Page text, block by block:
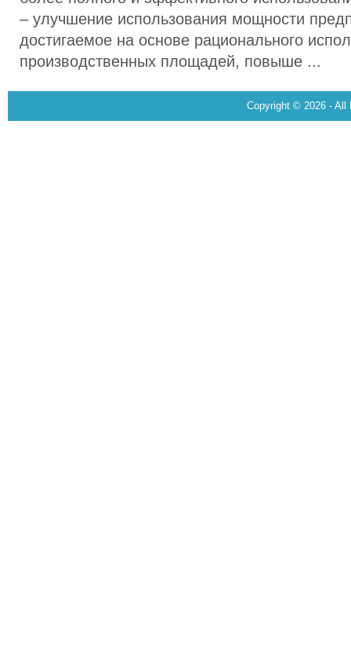
– улучшение использования мощности
достигаемое на основе рационального
производственных площадей, повыше ...
Copyright © 2026 - All